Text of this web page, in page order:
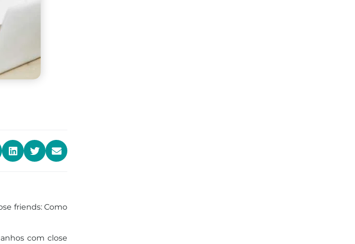
friends: Como
com close